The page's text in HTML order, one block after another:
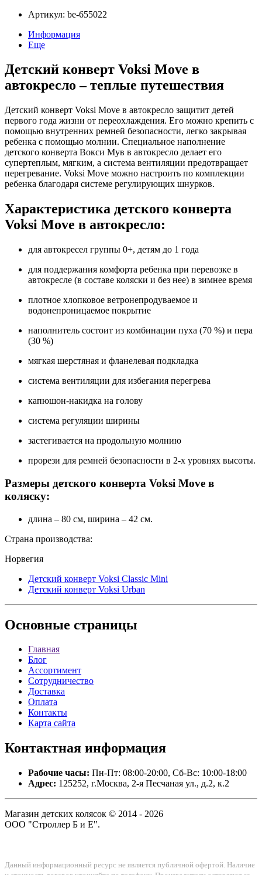
Артикул: be-655022
Информация
Еще
Детский конверт Voksi Move в
автокресло – теплые путешествия
Детский конверт Voksi Move в автокресло защитит детей
первого года жизни от переохлаждения. Его можно крепить с
помощью внутренних ремней безопасности, легко закрывая
ребенка с помощью молнии. Специальное наполнение
детского конверта Вокси Мув в автокресло делает его
супертеплым, мягким, а система вентиляции предотвращает
перегревание. Voksi Move можно настроить по комплекции
ребенка благодаря системе регулирующих шнурков.
Характеристика детского конверта
Voksi Move в автокресло:
для автокресел группы 0+, детям до 1 года
для поддержания комфорта ребенка при перевозке в
автокресле (в составе коляски и без нее) в зимнее время
плотное хлопковое ветронепродуваемое и
водонепроницаемое покрытие
наполнитель состоит из комбинации пуха (70 %) и пера
(30 %)
мягкая шерстяная и фланелевая подкладка
система вентиляции для избегания перегрева
капюшон-накидка на голову
система регуляции ширины
застегивается на продольную молнию
прорези для ремней безопасности в 2-х уровнях высоты.
Размеры детского конверта Voksi Move в
коляску:
длина – 80 см, ширина – 42 см.
Страна производства:
Норвегия
Детский конверт Voksi Classic Mini
Детский конверт Voksi Urban
Основные страницы
Главная
Блог
Ассортимент
Сотрудничество
Доставка
Оплата
Контакты
Карта сайта
Контактная информация
Рабочие часы: Пн-Пт: 08:00-20:00, Сб-Вс: 10:00-18:00
Адрес: 125252, г.Москва, 2-я Песчаная ул., д.2, к.2
Магазин детских колясок © 2014 - 2026
ООО "Строллер Б и Е".
Данный информационный ресурс не является публичной офертой. Наличие